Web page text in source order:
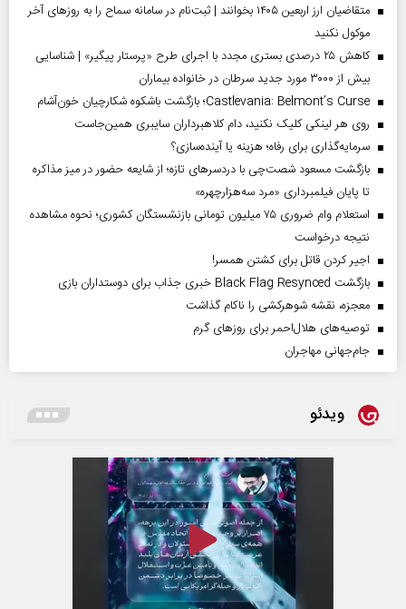
متقاضیان ارز اربعین ۱۴۰۵ بخوانند | ثبت‌نام در سامانه سماح را به روز‌های آخر
موکول نکنید
کاهش ۲۵ درصدی بستری مجدد با اجرای طرح «پرستار پیگیر» | شناسایی
بیش از ۳۰۰۰ مورد جدید سرطان در خانواده بیماران
Castlevania: Belmont’s Curse؛ بازگشت باشکوه شکارچیان خون‌آشام
روی هر لینکی کلیک نکنید، دام کلاهبرداران سایبری همین‌جاست
سرمایه‌گذاری برای رفاه؛ هزینه یا آینده‌سازی؟
بازگشت مسعود شصت‌چی با دردسر‌های تازه؛ از شایعه حضور در میز مذاکره
تا پایان فیلمبرداری «مرد سه‌هزارچهره»
استعلام وام ضروری ۷۵ میلیون تومانی بازنشستگان کشوری؛ نحوه مشاهده
نتیجه درخواست
اجیر کردن قاتل برای کشتن همسر!
بازگشت Black Flag Resynced خبری جذاب برای دوستداران بازی
معجزه، نقشه شوهرکشی را ناکام گذاشت
توصیه‌های هلال‌احمر برای روز‌های گرم
جام‌جهانی مهاجران
ویدئو